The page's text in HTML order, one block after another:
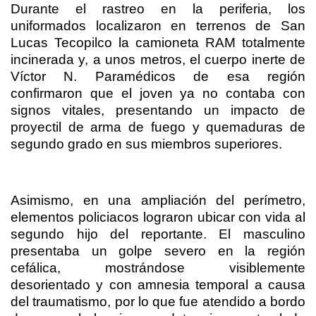
Durante el rastreo en la periferia, los
uniformados localizaron en terrenos de San
Lucas Tecopilco la camioneta RAM totalmente
incinerada y, a unos metros, el cuerpo inerte de
Víctor N. Paramédicos de esa región
confirmaron que el joven ya no contaba con
signos vitales, presentando un impacto de
proyectil de arma de fuego y quemaduras de
segundo grado en sus miembros superiores.
Asimismo, en una ampliación del perímetro,
elementos policiacos lograron ubicar con vida al
segundo hijo del reportante. El masculino
presentaba un golpe severo en la región
cefálica, mostrándose visiblemente
desorientado y con amnesia temporal a causa
del traumatismo, por lo que fue atendido a bordo